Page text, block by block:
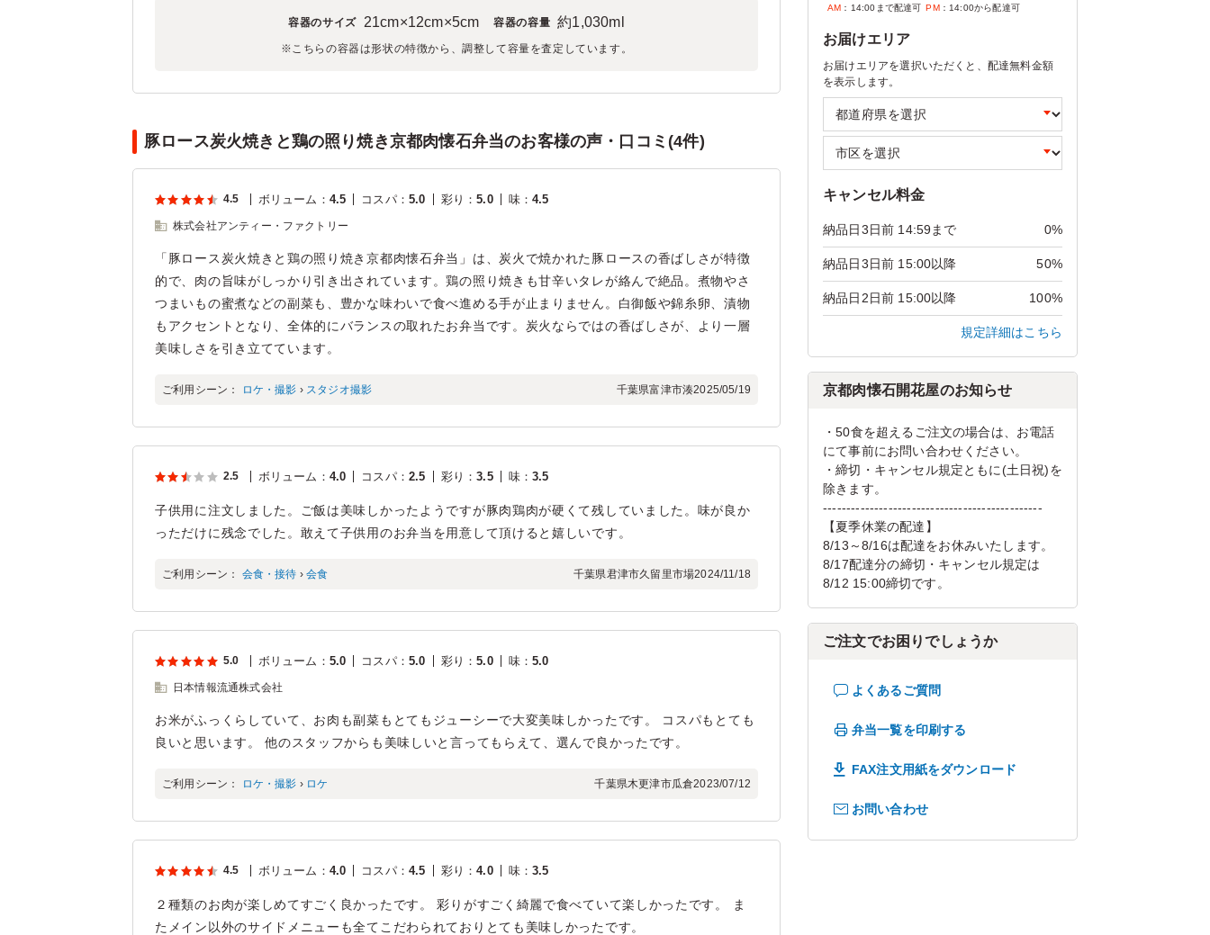
容器のサイズ 21cm×12cm×5cm 容器の容量 約1,030ml
※こちらの容器は形状の特徴から、調整して容量を査定しています。
豚ロース炭火焼きと鶏の照り焼き京都肉懐石弁当のお客様の声・口コミ(4件)
4.5 ボリューム ： 4.5 コスパ： 5.0 彩り ：5.0 味：4.5
株式会社アンティー・ファクトリー
「豚ロース炭火焼きと鶏の照り焼き京都肉懐石弁当」は、炭火で焼かれた豚ロースの香ばしさが特徴
的で、肉の旨味がしっかり引き出されています。鶏の照り焼きも甘辛いタレが絡んで絶品。煮物やさ
つまいもの蜜煮などの副菜も、豊かな味わいで食べ進める手が止まりません。白御飯や錦糸卵、漬物
もアクセントとなり、全体的にバランスの取れたお弁当です。炭火ならではの香ばしさが、より一層
美味しさを引き立てています。
ご利用シーン： ロケ・撮影 › スタジオ撮影 千葉県富津市湊2025/05/19
2.5 ボリューム ： 4.0 コスパ： 2.5 彩り ：3.5 味：3.5
子供用に注文しました。ご飯は美味しかったようですが豚肉鶏肉が硬くて残していました。味が良か
っただけに残念でした。敢えて子供用のお弁当を用意して頂けると嬉しいです。
ご利用シーン： 会食・接待 › 会食 千葉県君津市久留里市場2024/11/18
5.0 ボリューム ： 5.0 コスパ： 5.0 彩り ：5.0 味：5.0
日本情報流通株式会社
お米がふっくらしていて、お肉も副菜もとてもジューシーで大変美味しかったです。 コスパもとても
良いと思います。 他のスタッフからも美味しいと言ってもらえて、選んで良かったです。
ご利用シーン： ロケ・撮影 › ロケ 千葉県木更津市瓜倉2023/07/12
4.5 ボリューム ： 4.0 コスパ： 4.5 彩り ：4.0 味：3.5
２種類のお肉が楽しめてすごく良かったです。 彩りがすごく綺麗で食べていて楽しかったです。 ま
たメイン以外のサイドメニューも全てこだわられておりとても美味しかったです。
AM ：14:00まで配達可 PM：14:00から配達可
お届けエリア
お届けエリアを選択いただくと、配達無料金額
を表示します。
キャンセル料金
納品日3日前 14:59まで 0%
納品日3日前 15:00以降 50%
納品日2日前 15:00以降 100%
規定詳細はこちら
京都肉懐石開花屋のお知らせ
・50食を超えるご注文の場合は、お電話
にて事前にお問い合わせください。
・締切・キャンセル規定ともに(土日祝)を
除きます。
-----------------------------------------------
【夏季休業の配達】
8/13～8/16は配達をお休みいたします。
8/17配達分の締切・キャンセル規定は
8/12 15:00締切です。
ご注文でお困りでしょうか
よくあるご質問
弁当一覧を印刷する
FAX注文用紙をダウンロード
お問い合わせ